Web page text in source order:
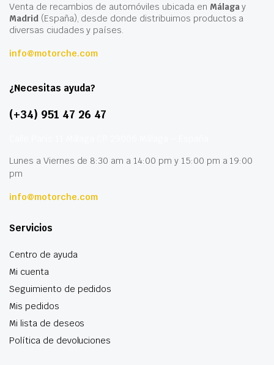
Venta de recambios de automóviles ubicada en Málagay
Madrid(España), desde donde distribuimos productos a
diversas ciudades y países.
info@motorche.com
¿Necesitas ayuda?
(+34) 951 47 26 47
Lunes a Viernes de 8:30 am a 14:00 pm y 15:00 pm a 19:00
pm
info@motorche.com
Servicios
Centro de ayuda
Mi cuenta
Seguimiento de pedidos
Mis pedidos
Mi lista de deseos
Política de devoluciones